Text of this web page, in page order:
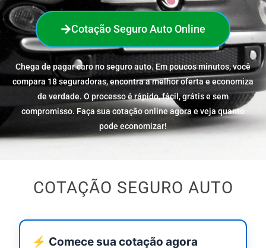
Cotação Seguro Auto Online
Chega de pagar caro no seguro auto. Em poucos minutos, você
compara 18 seguradoras, encontra a melhor oferta e economiza
de verdade. O processo é rápido, fácil, grátis e sem
compromisso. Faça sua cotação online agora e veja quanto
pode economizar!
COTAÇÃO SEGURO AUTO
⚡ Comece sua cotação agora